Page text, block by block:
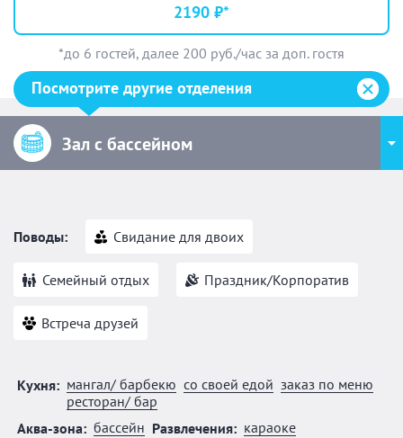
2190 ₽*
*до 6 гостей, далее 200 руб./час за доп. гостя
Посмотрите другие отделения
Зал с бассейном
Поводы: Свидание для двоих
Семейный отдых Праздник/Корпоратив
Встреча друзей
Кухня: мангал/ барбекю со своей едой заказ по меню
ресторан/ бар
Аква-зона: бассейн Развлечения: караоке